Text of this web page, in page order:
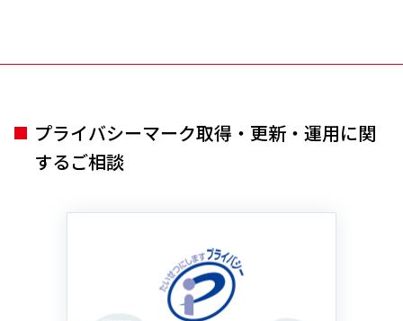
プライバシーマーク取得・更新・運用に関
するご相談